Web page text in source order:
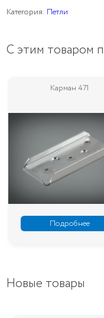
Категория: Петли
С этим товаром
Карман 471
Подробнее
Новые товары